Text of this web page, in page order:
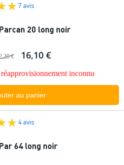
7 avis
20 long noir
€ 16,10 €
inconnu
au panier
4 avis
64 long noir